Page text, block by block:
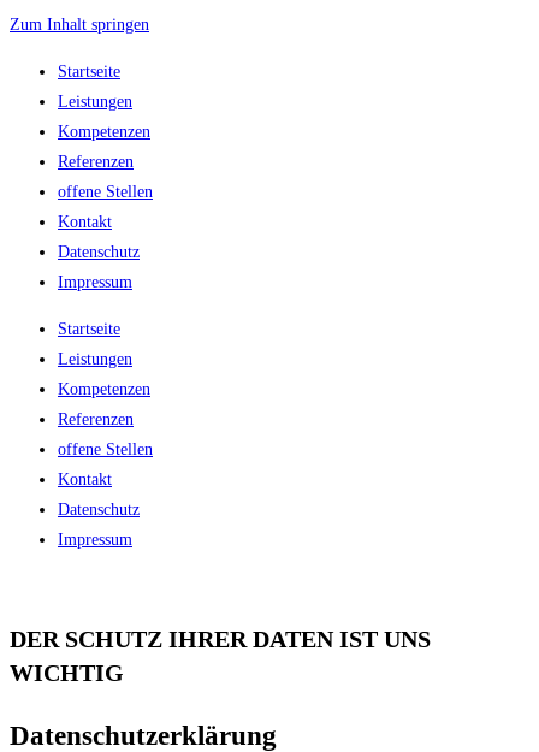
Zum Inhalt springen
Startseite
Leistungen
Kompetenzen
Referenzen
offene Stellen
Kontakt
Datenschutz
Impressum
Startseite
Leistungen
Kompetenzen
Referenzen
offene Stellen
Kontakt
Datenschutz
Impressum
DER SCHUTZ IHRER DATEN IST UNS
WICHTIG
Datenschutzerklärung